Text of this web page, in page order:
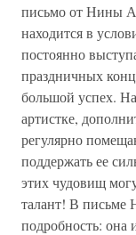
письмо от Нины
находится в
постоянно
праздничных
большой успех.
артистке,
регулярно
поддержать ее
этих чудовищ
талант! В письме
подробность: она